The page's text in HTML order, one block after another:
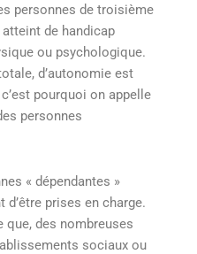
personnes de troisième
de handicap
ou psychologique.
d’autonomie est
pourquoi on appelle
personnes
« dépendantes »
prises en charge.
que, des nombreuses
sociaux ou